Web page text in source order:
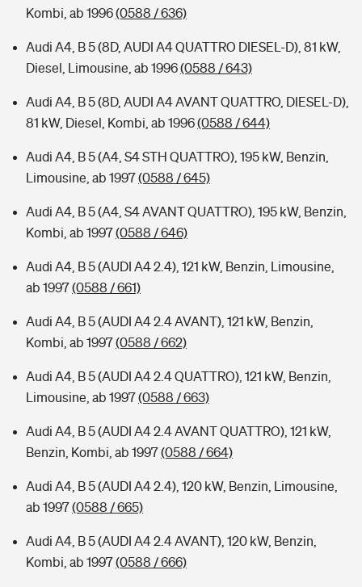
Kombi, ab 1996(0588 / 636)
Audi A4, B 5 (8D, AUDI A4 QUATTRO DIESEL-D), 81 kW,
Diesel, Limousine, ab 1996(0588 / 643)
Audi A4, B 5 (8D, AUDI A4 AVANT QUATTRO, DIESEL-D),
81 kW, Diesel, Kombi, ab 1996(0588 / 644)
Audi A4, B 5 (A4, S4 STH QUATTRO), 195 kW, Benzin,
Limousine, ab 1997(0588 / 645)
Audi A4, B 5 (A4, S4 AVANT QUATTRO), 195 kW, Benzin,
Kombi, ab 1997(0588 / 646)
Audi A4, B 5 (AUDI A4 2.4), 121 kW, Benzin, Limousine,
ab 1997(0588 / 661)
Audi A4, B 5 (AUDI A4 2.4 AVANT), 121 kW, Benzin,
Kombi, ab 1997(0588 / 662)
Audi A4, B 5 (AUDI A4 2.4 QUATTRO), 121 kW, Benzin,
Limousine, ab 1997(0588 / 663)
Audi A4, B 5 (AUDI A4 2.4 AVANT QUATTRO), 121 kW,
Benzin, Kombi, ab 1997(0588 / 664)
Audi A4, B 5 (AUDI A4 2.4), 120 kW, Benzin, Limousine,
ab 1997(0588 / 665)
Audi A4, B 5 (AUDI A4 2.4 AVANT), 120 kW, Benzin,
Kombi, ab 1997(0588 / 666)